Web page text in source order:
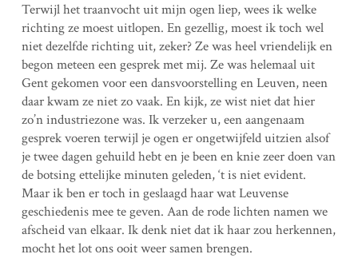
Terwijl het traanvocht uit mijn ogen liep, wees ik welke
richting ze moest uitlopen. En gezellig, moest ik toch wel
niet dezelfde richting uit, zeker? Ze was heel vriendelijk en
begon meteen een gesprek met mij. Ze was helemaal uit
Gent gekomen voor een dansvoorstelling en Leuven, neen
daar kwam ze niet zo vaak. En kijk, ze wist niet dat hier
zo’n industriezone was. Ik verzeker u, een aangenaam
gesprek voeren terwijl je ogen er ongetwijfeld uitzien alsof
je twee dagen gehuild hebt en je been en knie zeer doen van
de botsing ettelijke minuten geleden, ‘t is niet evident.
Maar ik ben er toch in geslaagd haar wat Leuvense
geschiedenis mee te geven. Aan de rode lichten namen we
afscheid van elkaar. Ik denk niet dat ik haar zou herkennen,
mocht het lot ons ooit weer samen brengen.